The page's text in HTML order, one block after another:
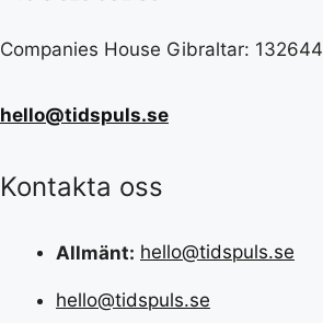
Companies House Gibraltar: 132644
hello@tidspuls.se
Kontakta oss
Allmänt: hello@tidspuls.se
hello@tidspuls.se